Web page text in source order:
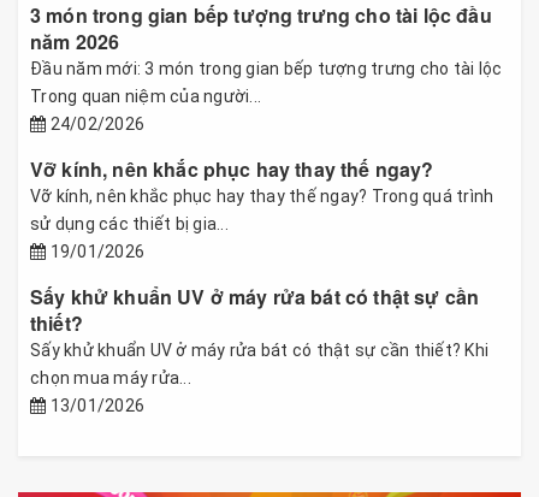
3 món trong gian bếp tượng trưng cho tài lộc đầu
năm 2026
Đầu năm mới: 3 món trong gian bếp tượng trưng cho tài lộc
Trong quan niệm của người...
24/02/2026
Vỡ kính, nên khắc phục hay thay thế ngay?
Vỡ kính, nên khắc phục hay thay thế ngay? Trong quá trình
sử dụng các thiết bị gia...
19/01/2026
Sấy khử khuẩn UV ở máy rửa bát có thật sự cần
thiết?
Sấy khử khuẩn UV ở máy rửa bát có thật sự cần thiết? Khi
chọn mua máy rửa...
13/01/2026